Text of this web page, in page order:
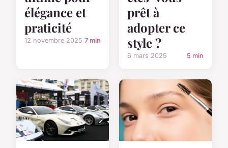
élégance et
praticité
12 novembre 2025 7 min
prêt à
adopter ce
style ?
6 mars 2025 5 min